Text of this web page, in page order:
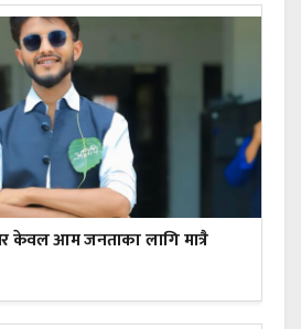
केवल आम जनताका लागि मात्रै